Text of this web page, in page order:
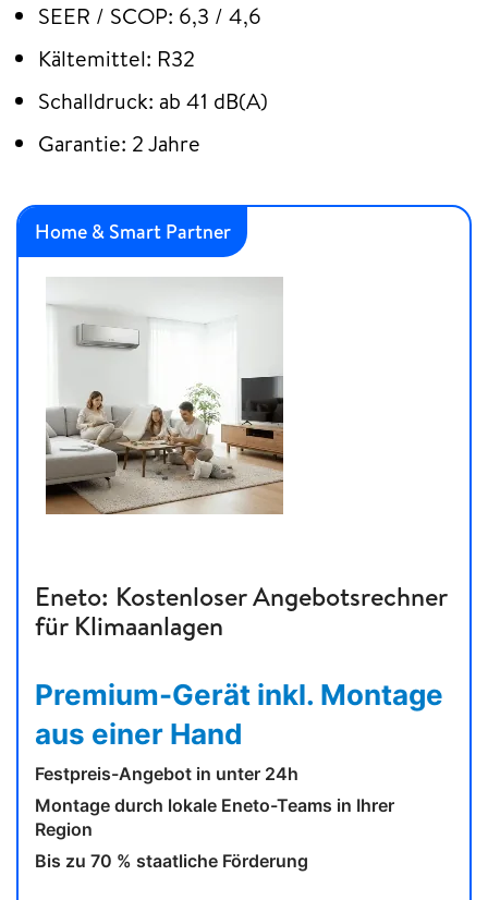
SEER / SCOP: 6,3 / 4,6
Kältemittel: R32
Schalldruck: ab 41 dB(A)
Garantie: 2 Jahre
Home & Smart Partner
Eneto: Kostenloser Angebotsrechner
für Klimaanlagen
Premium-Gerät inkl. Montage
aus einer Hand
Festpreis-Angebot in unter 24h
Montage durch lokale Eneto-Teams in Ihrer
Region
Bis zu 70 % staatliche Förderung